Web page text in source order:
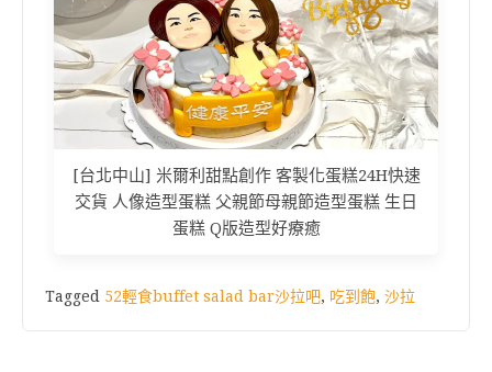
[台北中山] 米爾利甜點創作 客製化蛋糕24H快速
交貨 人像造型蛋糕 父親節母親節造型蛋糕 生日
蛋糕 Q版造型好療癒
Tagged 52輕食buffet salad bar沙拉吧, 吃到飽, 沙拉